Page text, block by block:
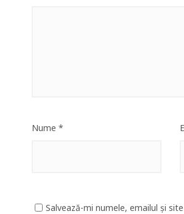
Nume *
Salvează-mi numele, emailul și